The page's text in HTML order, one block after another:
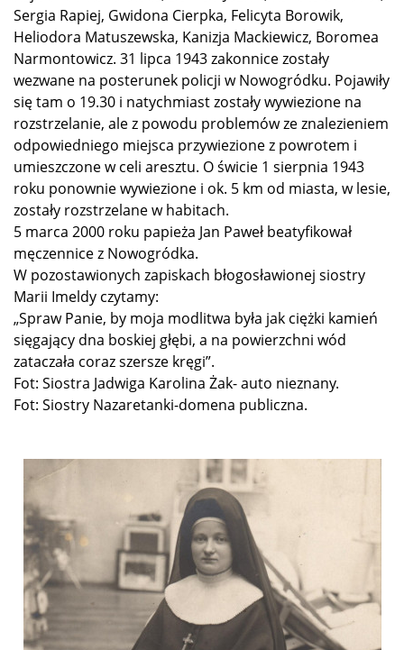
Sergia Rapiej, Gwidona Cierpka, Felicyta Borowik,
Heliodora Matuszewska, Kanizja Mackiewicz, Boromea
Narmontowicz. 31 lipca 1943 zakonnice zostały
wezwane na posterunek policji w Nowogródku. Pojawiły
się tam o 19.30 i natychmiast zostały wywiezione na
rozstrzelanie, ale z powodu problemów ze znalezieniem
odpowiedniego miejsca przywiezione z powrotem i
umieszczone w celi aresztu. O świcie 1 sierpnia 1943
roku ponownie wywiezione i ok. 5 km od miasta, w lesie,
zostały rozstrzelane w habitach.
5 marca 2000 roku papieża Jan Paweł beatyfikował
męczennice z Nowogródka.
W pozostawionych zapiskach błogosławionej siostry
Marii Imeldy czytamy:
„Spraw Panie, by moja modlitwa była jak ciężki kamień
sięgający dna boskiej głębi, a na powierzchni wód
zataczała coraz szersze kręgi”.
Fot: Siostra Jadwiga Karolina Żak- auto nieznany.
Fot: Siostry Nazaretanki-domena publiczna.